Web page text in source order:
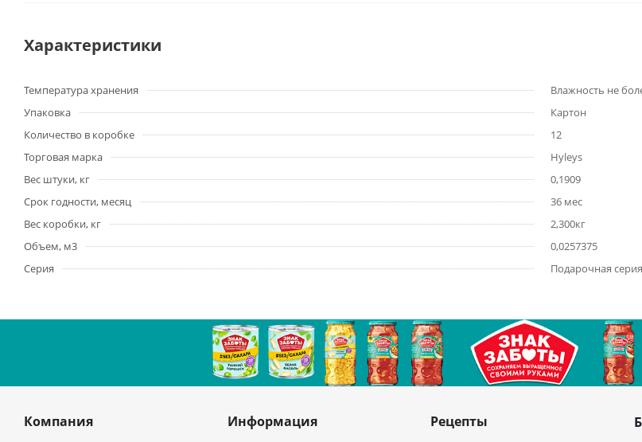
Характеристики
Температура хранения
Влажность не
Упаковка
Картон
Количество в коробке
12
Торговая марка
Hyleys
Вес штуки, кг
0,1909
Срок годности, месяц
36 мес
Вес коробки, кг
2,300кг
Объем, м3
0,0257375
Серия
Подарочная серия
Компания Информация Рецепты